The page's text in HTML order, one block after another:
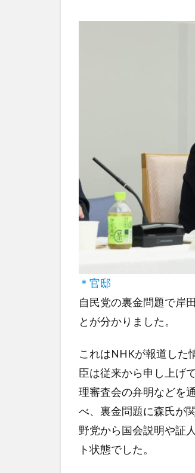
＊官邸
自民党の裏金問題で岸
とが分かりました。
これはNHKが報道した
臣は従来から申し上げ
理審査会の弁明などを
べ、裏金問題に森氏が
野党から国会説明や証
ト状態でした。